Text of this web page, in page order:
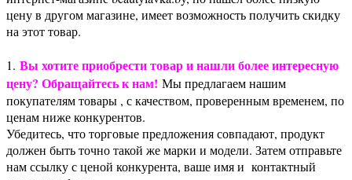
цену в другом магазине, имеет возможность получить скидку
на этот товар.
1. Вы хотите приобрести товар и нашли более интересную
цену? Обращайтесь к нам! Мы предлагаем нашим
покупателям товары , с качеством, проверенным временем, по
ценам ниже конкурентов.
Убедитесь, что торговые предложения совпадают, продукт
должен быть точно такой же марки и модели. Затем отправьте
нам ссылку с ценой конкурента, ваше имя и контактный